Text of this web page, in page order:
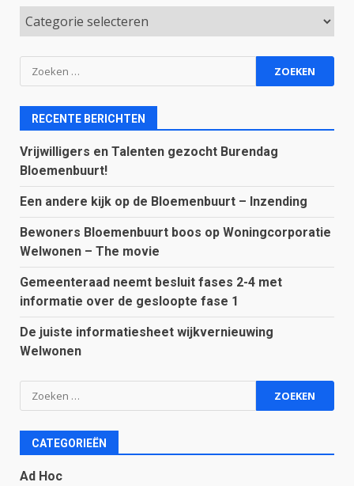
Categorieën
Zoeken
naar:
RECENTE BERICHTEN
Vrijwilligers en Talenten gezocht Burendag
Bloemenbuurt!
Een andere kijk op de Bloemenbuurt – Inzending
Bewoners Bloemenbuurt boos op Woningcorporatie
Welwonen – The movie
Gemeenteraad neemt besluit fases 2-4 met
informatie over de gesloopte fase 1
De juiste informatiesheet wijkvernieuwing
Welwonen
Zoeken
naar:
CATEGORIEËN
Ad Hoc